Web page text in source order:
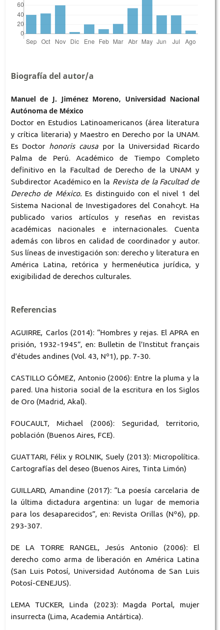
Biografía del autor/a
Manuel de J. Jiménez Moreno, Universidad Nacional
Autónoma de México
Doctor en Estudios Latinoamericanos (área literatura
y crítica literaria) y Maestro en Derecho por la UNAM.
Es Doctor honoris causa por la Universidad Ricardo
Palma de Perú. Académico de Tiempo Completo
definitivo en la Facultad de Derecho de la UNAM y
Subdirector Académico en la Revista de la Facultad de
Derecho de México. Es distinguido con el nivel 1 del
Sistema Nacional de Investigadores del Conahcyt. Ha
publicado varios artículos y reseñas en revistas
académicas nacionales e internacionales. Cuenta
además con libros en calidad de coordinador y autor.
Sus líneas de investigación son: derecho y literatura en
América Latina, retórica y hermenéutica jurídica, y
exigibilidad de derechos culturales.
Referencias
AGUIRRE, Carlos (2014): “Hombres y rejas. El APRA en
prisión, 1932-1945”, en: Bulletin de l'Institut français
d'études andines (Vol. 43, Nº1), pp. 7-30.
CASTILLO GÓMEZ, Antonio (2006): Entre la pluma y la
pared. Una historia social de la escritura en los Siglos
de Oro (Madrid, Akal).
FOUCAULT, Michael (2006): Seguridad, territorio,
población (Buenos Aires, FCE).
GUATTARI, Félix y ROLNIK, Suely (2013): Micropolítica.
Cartografías del deseo (Buenos Aires, Tinta Limón)
GUILLARD, Amandine (2017): “La poesía carcelaria de
la última dictadura argentina: un lugar de memoria
para los desaparecidos”, en: Revista Orillas (Nº6), pp.
293-307.
DE LA TORRE RANGEL, Jesús Antonio (2006): El
derecho como arma de liberación en América Latina
(San Luis Potosí, Universidad Autónoma de San Luis
Potosí-CENEJUS).
LEMA TUCKER, Linda (2023): Magda Portal, mujer
insurrecta (Lima, Academia Antártica).